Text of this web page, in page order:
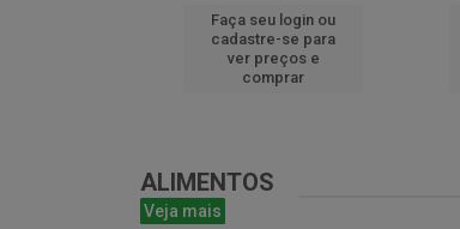
Faça seu login ou
cadastre-se para
ver preços e
comprar
ALIMENTOS
Veja mais